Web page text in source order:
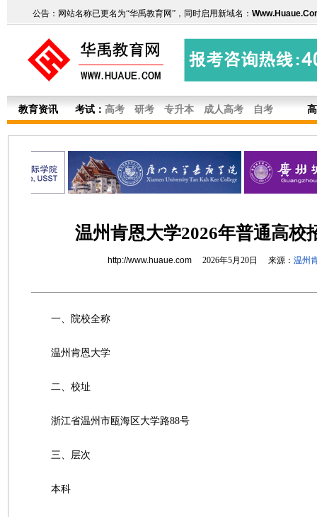
公告：网站名称已更名为“华禹教育网”，同时启用新域名：
教育资讯 考试： 高考 研考 专升本 成人高考 自考
温州肯恩大学2026年普通高校
http://www.huaue.com2026年5月20日 来源： 温州
一、院校全称
温州肯恩大学
二、校址
浙江省温州市瓯海区大学路88号
三、层次
本科